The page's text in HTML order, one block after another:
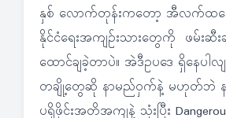
နှစ် လောက်တုန်းကတော့ အီလက်ထရေ
နိုင်ငံရေးအကျဉ်းသားတွေကို ဖမ်းဆီးခ
ထောင်ချခဲ့တာပဲ။ အဲဒီဥပဒေ ရှိနေပ
တချို့တွေဆို နာမည်ဝှက်နဲ့ မဟုတ်ဘဲ
ပရိုဖိုင်းအတိအကျနဲ့ သုံးပြီး